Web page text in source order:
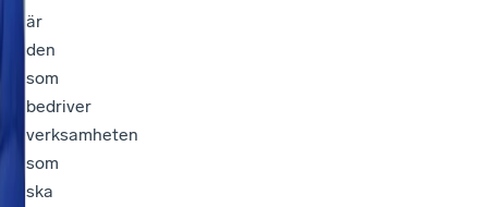
är
den
som
bedriver
verksamheten
som
ska